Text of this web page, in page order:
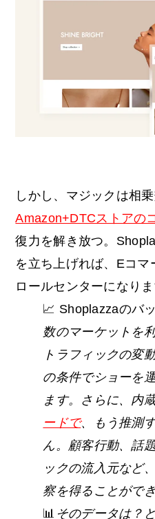
しかし、マジックは相乗
Amazon+DTCストアの
復力を解き放つ。
を立ち上げれば、Eコマ
ロールセンターになりま
📈 Shoplazzaのバ
数のマーケットを
トラフィックの変
の条件でショーを
ます。さらに、内
ードで、もう推測
ん。顧客行動、話
ックの流入元など
察を得ることができ
📊 そのデータは？